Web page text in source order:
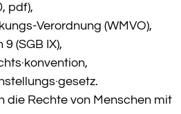
pdf),
Verordnung (WMVO),
(SGB IX),
die Rechte von Menschen mit